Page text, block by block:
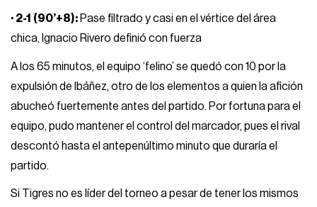
· 2-1 (90’+8): Pase filtrado y casi en el vértice del área
chica, Ignacio Rivero definió con fuerza
A los 65 minutos, el equipo ‘felino’ se quedó con 10 por la
expulsión de Ibáñez, otro de los elementos a quien la afición
abucheó fuertemente antes del partido. Por fortuna para el
equipo, pudo mantener el control del marcador, pues el rival
descontó hasta el antepenúltimo minuto que duraría el
partido.
Si Tigres no es líder del torneo a pesar de tener los mismos